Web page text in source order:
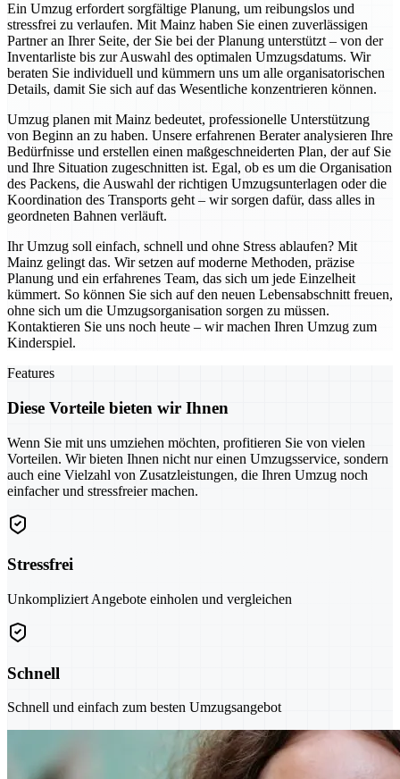
Ein Umzug erfordert sorgfältige Planung, um reibungslos und
stressfrei zu verlaufen. Mit Mainz haben Sie einen zuverlässigen
Partner an Ihrer Seite, der Sie bei der Planung unterstützt – von der
Inventarliste bis zur Auswahl des optimalen Umzugsdatums. Wir
beraten Sie individuell und kümmern uns um alle organisatorischen
Details, damit Sie sich auf das Wesentliche konzentrieren können.
Umzug planen mit Mainz bedeutet, professionelle Unterstützung
von Beginn an zu haben. Unsere erfahrenen Berater analysieren Ihre
Bedürfnisse und erstellen einen maßgeschneiderten Plan, der auf Sie
und Ihre Situation zugeschnitten ist. Egal, ob es um die Organisation
des Packens, die Auswahl der richtigen Umzugsunterlagen oder die
Koordination des Transports geht – wir sorgen dafür, dass alles in
geordneten Bahnen verläuft.
Ihr Umzug soll einfach, schnell und ohne Stress ablaufen? Mit
Mainz gelingt das. Wir setzen auf moderne Methoden, präzise
Planung und ein erfahrenes Team, das sich um jede Einzelheit
kümmert. So können Sie sich auf den neuen Lebensabschnitt freuen,
ohne sich um die Umzugsorganisation sorgen zu müssen.
Kontaktieren Sie uns noch heute – wir machen Ihren Umzug zum
Kinderspiel.
Features
Diese Vorteile bieten wir Ihnen
Wenn Sie mit uns umziehen möchten, profitieren Sie von vielen
Vorteilen. Wir bieten Ihnen nicht nur einen Umzugsservice, sondern
auch eine Vielzahl von Zusatzleistungen, die Ihren Umzug noch
einfacher und stressfreier machen.
Stressfrei
Unkompliziert Angebote einholen und vergleichen
Schnell
Schnell und einfach zum besten Umzugsangebot